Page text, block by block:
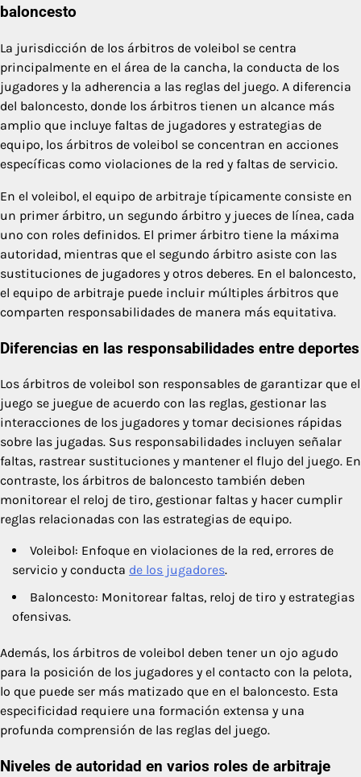
baloncesto
La jurisdicción de los árbitros de voleibol se centra
principalmente en el área de la cancha, la conducta de los
jugadores y la adherencia a las reglas del juego. A diferencia
del baloncesto, donde los árbitros tienen un alcance más
amplio que incluye faltas de jugadores y estrategias de
equipo, los árbitros de voleibol se concentran en acciones
específicas como violaciones de la red y faltas de servicio.
En el voleibol, el equipo de arbitraje típicamente consiste en
un primer árbitro, un segundo árbitro y jueces de línea, cada
uno con roles definidos. El primer árbitro tiene la máxima
autoridad, mientras que el segundo árbitro asiste con las
sustituciones de jugadores y otros deberes. En el baloncesto,
el equipo de arbitraje puede incluir múltiples árbitros que
comparten responsabilidades de manera más equitativa.
Diferencias en las responsabilidades entre deportes
Los árbitros de voleibol son responsables de garantizar que el
juego se juegue de acuerdo con las reglas, gestionar las
interacciones de los jugadores y tomar decisiones rápidas
sobre las jugadas. Sus responsabilidades incluyen señalar
faltas, rastrear sustituciones y mantener el flujo del juego. En
contraste, los árbitros de baloncesto también deben
monitorear el reloj de tiro, gestionar faltas y hacer cumplir
reglas relacionadas con las estrategias de equipo.
Voleibol: Enfoque en violaciones de la red, errores de
servicio y conducta de los jugadores.
Baloncesto: Monitorear faltas, reloj de tiro y estrategias
ofensivas.
Además, los árbitros de voleibol deben tener un ojo agudo
para la posición de los jugadores y el contacto con la pelota,
lo que puede ser más matizado que en el baloncesto. Esta
especificidad requiere una formación extensa y una
profunda comprensión de las reglas del juego.
Niveles de autoridad en varios roles de arbitraje